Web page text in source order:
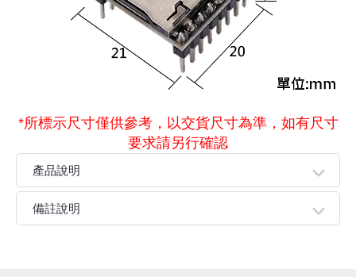
*所標示尺寸僅供參考，以交貨尺寸為準，如有尺寸
要求請另行確認
產品說明
● 此套件是一款小巧且價格低廉的MP3模塊，可以直接接
駁揚聲器。模塊配合供電電池、揚聲器、按鍵可以單獨使
備註說明